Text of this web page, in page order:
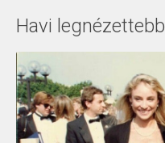
Havi legnézettebb